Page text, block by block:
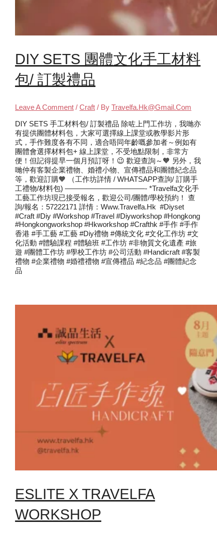
DIY SETS 團體文化手工材料
包/ 訂製禮品
Leave A Comment /Craft / ByTravelfa.hk@gmail.com
DIY SETS 手工材料包/ 訂製禮品 除咗上門工作坊，我哋亦
有提供團體材料包，大家可選擇線上課堂或教學影片形
式，手作難度各有不同，適合唔同年齡嘅參加者～例如有
團體會選擇材料包+ 線上課堂，不受地點限制，非常方
便！但記得提早一個月預訂呀！😉 歡迎查詢～🧡 另外，我
哋仲有客製企業禮物、婚禮小物、宣傳禮品和團體紀念品
等，歡迎訂購🧡 （工作坊詳情 / WHATSAPP查詢/ 訂購手
工禮物/材料包) ———————————- *Travelfa文化手
工藝工作坊現已接受報名，歡迎公司/團體/學校預約！ 查
詢/報名：57222171 詳情：www.travelfa.hk #diyset
#craft #diy #workshop #travel #diyworkshop #hongkong
#hongkongworkshop #hkworkshop #crafthk #手作 #手作
香港 #手工藝 #工藝 #diy禮物 #傳統文化 #文化工作坊 #文
化活動 #體驗課程 #體驗班 #工作坊 #非物質文化遺產 #旅
遊 #團體工作坊 #學校工作坊 #公司活動 #handicraft #客製
禮物 #企業禮物 #婚禮禮物 #宣傳禮品 #紀念品 #團體紀念
品
ESLITE X TRAVELFA
WORKSHOP